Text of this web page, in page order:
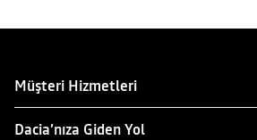
Müşteri Hizmetleri
Dacia’nıza Giden Yol